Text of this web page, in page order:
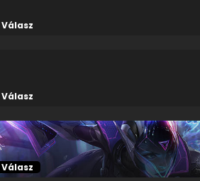
Válasz
Válasz
Válasz